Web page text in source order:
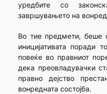
уредбите со
завршувањето на
Во тие предмети, беше
иницијативата поради
повеќе во правниот
дека преовладувачки
правно дејство
вонредната состојба.